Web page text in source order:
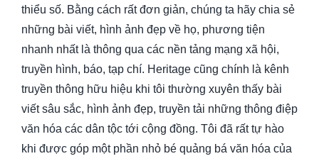
thiểu số. Bằng cách rất đơn giản, chúng ta hãy chia sẻ
những bài viết, hình ảnh đẹp về họ, phương tiện
nhanh nhất là thông qua các nền tảng mạng xã hội,
truyền hình, báo, tạp chí. Heritage cũng chính là kênh
truyền thông hữu hiệu khi tôi thường xuyên thấy bài
viết sâu sắc, hình ảnh đẹp, truyền tải những thông điệp
văn hóa các dân tộc tới cộng đồng. Tôi đã rất tự hào
khi được góp một phần nhỏ bé quảng bá văn hóa của